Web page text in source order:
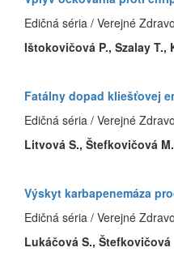
Edičná séria / Verejné
Ištokovičová P., Szalay
Fatálny dopad kliešťovej
Edičná séria / Verejné
Litvová S., Štefkovičová
Výskyt karbapenemáza
Edičná séria / Verejné
Lukáčová S., Štefkovičová